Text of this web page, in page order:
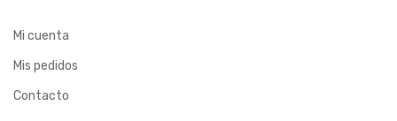
Mi cuenta
Mis pedidos
Contacto